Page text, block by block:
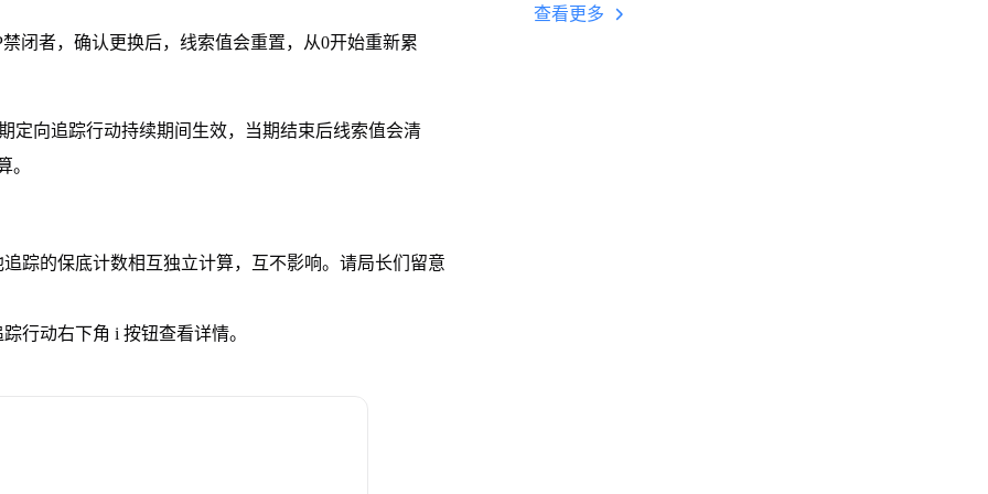
闭者，确认更换后，线索值会重置，从0开始重新累
定向追踪行动持续期间生效，当期结束后线索值会清
。
踪的保底计数相互独立计算，互不影响。请局长们留意
行动右下角 i 按钮查看详情。
查看更多